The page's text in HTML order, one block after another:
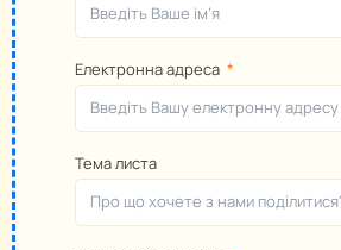
Електронна адреса
Тема листа